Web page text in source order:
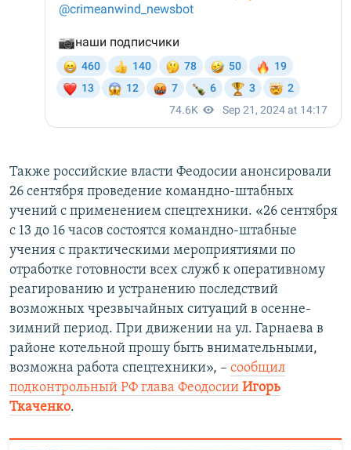
Также российские власти Феодосии анонсировали
26 сентября проведение командно-штабных
учений с применением спецтехники. «26 сентября
с 13 до 16 часов состоятся командно-штабные
учения с практическими мероприятиями по
отработке готовности всех служб к оперативному
реагированию и устранению последствий
возможных чрезвычайных ситуаций в осенне-
зимний период. При движении на ул. Гарнаева в
районе котельной прошу быть внимательными,
возможна работа спецтехники», – сообщил
подконтрольный РФ глава Феодосии Игорь
Ткаченко.